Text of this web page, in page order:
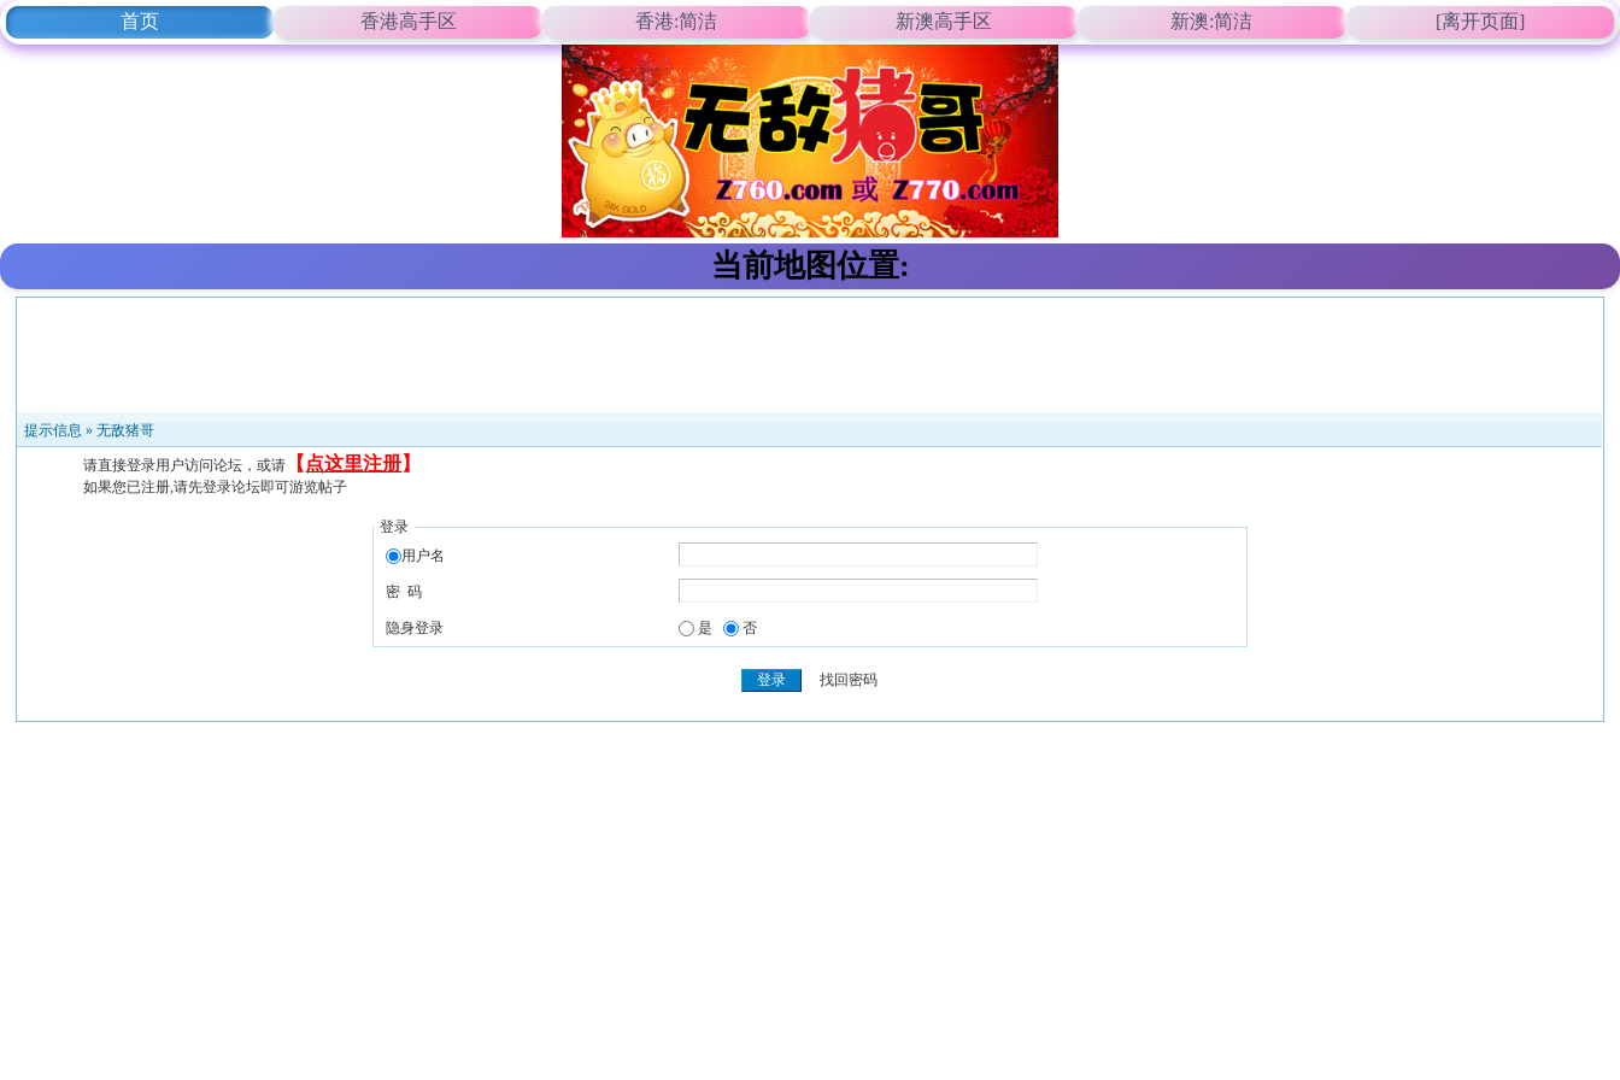
首页 香港高手区 香港:简洁 新澳高手区 新澳:简洁 [离开页面]
当前地图位置:
提示信息 »无敌猪哥
请直接登录用户访问论坛，或请 【 点这里注册】
如果您已注册,请先登录论坛即可游览帖子
登录
用户名
密 码
隐身登录 是 否
找回密码